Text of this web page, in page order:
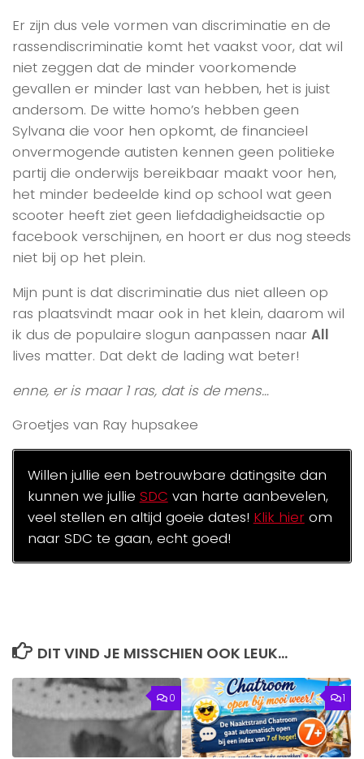
Er zijn dus vele vormen van discriminatie en de
rassendiscriminatie komt het vaakst voor, dat wil
niet zeggen dat de minder voorkomende
gevallen er minder last van hebben, het is juist
andersom. De witte homo’s hebben geen
Sylvana die voor hen opkomt, de financieel
onvermogende autisten kennen geen politieke
partij die onderwijs bereikbaar maakt voor hen,
het minder bedeelde kind op school wat geen
scooter heeft ziet geen liefdadigheidsactie op
facebook verschijnen, en hoort er dus nog steeds
niet bij op het plein.
Mijn punt is dat discriminatie dus niet alleen op
ras plaatsvindt maar ook in het klein, daarom wil
ik dus de populaire slogun aanpassen naar All
lives matter. Dat dekt de lading wat beter!
enne, er is maar 1 ras, dat is de mens…
Groetjes van Ray hupsakee
Willen jullie een betrouwbare datingsite dan
kunnen we jullie SDC van harte aanbevelen,
veel stellen en altijd goeie dates! Klik hierom
naar SDC te gaan, echt goed!
DIT VIND JE MISSCHIEN OOK LEUK...
0 1